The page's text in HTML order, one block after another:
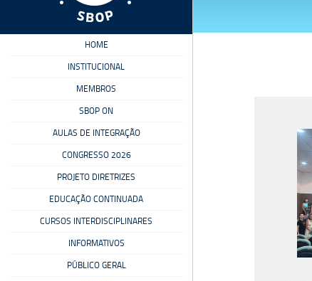
HOME
INSTITUCIONAL
MEMBROS
SBOP ON
AULAS DE INTEGRAÇÃO
CONGRESSO 2026
PROJETO DIRETRIZES
EDUCAÇÃO CONTINUADA
CURSOS INTERDISCIPLINARES
INFORMATIVOS
PÚBLICO GERAL